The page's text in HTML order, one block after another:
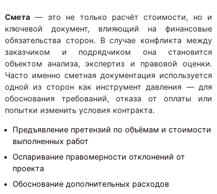
Смета — это не только расчёт стоимости, но и
ключевой документ, влияющий на финансовые
обязательства сторон. В случае конфликта между
заказчиком и подрядчиком она становится
объектом анализа, экспертиз и правовой оценки.
Часто именно сметная документация используется
одной из сторон как инструмент давления — для
обоснования требований, отказа от оплаты или
попытки изменить условия контракта.
Предъявление претензий по объёмам и стоимости
выполненных работ
Оспаривание правомерности отклонений от
проекта
Обоснование дополнительных расходов